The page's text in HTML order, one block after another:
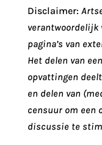
Disclaimer:
verantwoordelijk
pagina’s van
Het delen van
opvattingen
en delen van
censuur om een
discussie te